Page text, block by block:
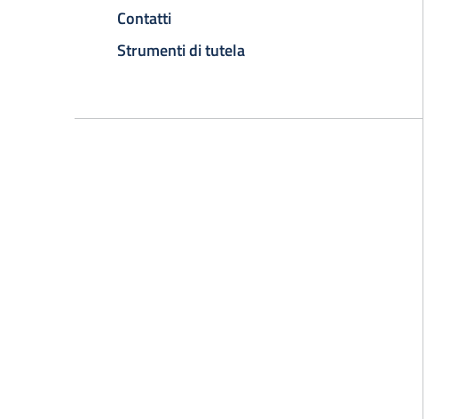
Contatti
Strumenti di tutela